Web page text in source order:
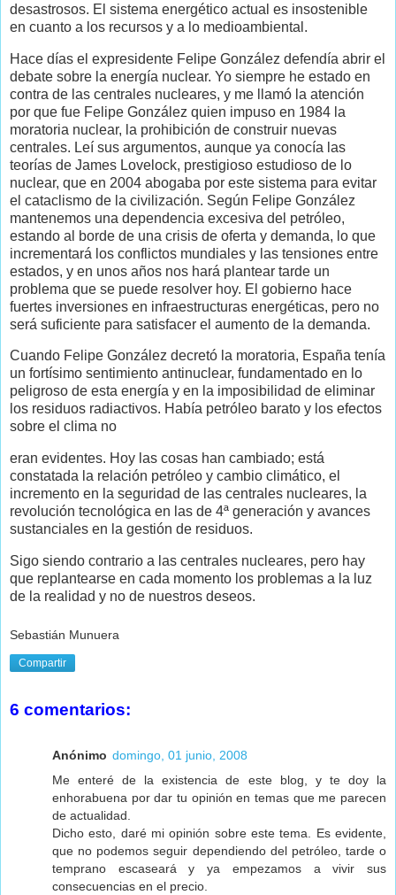
desastrosos. El sistema energético actual es insostenible
en cuanto a los recursos y a lo medioambiental.
Hace días el expresidente Felipe González defendía abrir el
debate sobre la energía nuclear. Yo siempre he estado en
contra de las centrales nucleares, y me llamó la atención
por que fue Felipe González quien impuso en 1984 la
moratoria nuclear, la prohibición de construir nuevas
centrales. Leí sus argumentos, aunque ya conocía las
teorías de James Lovelock, prestigioso estudioso de lo
nuclear, que en 2004 abogaba por este sistema para evitar
el cataclismo de la civilización. Según Felipe González
mantenemos una dependencia excesiva del petróleo,
estando al borde de una crisis de oferta y demanda, lo que
incrementará los conflictos mundiales y las tensiones entre
estados, y en unos años nos hará plantear tarde un
problema que se puede resolver hoy. El gobierno hace
fuertes inversiones en infraestructuras energéticas, pero no
será suficiente para satisfacer el aumento de la demanda.
Cuando Felipe González decretó la moratoria, España tenía
un fortísimo sentimiento antinuclear, fundamentado en lo
peligroso de esta energía y en la imposibilidad de eliminar
los residuos radiactivos. Había petróleo barato y los efectos
sobre el clima no
eran evidentes. Hoy las cosas han cambiado; está
constatada la relación petróleo y cambio climático, el
incremento en la seguridad de las centrales nucleares, la
revolución tecnológica en las de 4ª generación y avances
sustanciales en la gestión de residuos.
Sigo siendo contrario a las centrales nucleares, pero hay
que replantearse en cada momento los problemas a la luz
de la realidad y no de nuestros deseos.
Sebastián Munuera
Compartir
6 comentarios:
Anónimo domingo, 01 junio, 2008
Me enteré de la existencia de este blog, y te doy la
enhorabuena por dar tu opinión en temas que me parecen
de actualidad.
Dicho esto, daré mi opinión sobre este tema. Es evidente,
que no podemos seguir dependiendo del petróleo, tarde o
temprano escaseará y ya empezamos a vivir sus
consecuencias en el precio.